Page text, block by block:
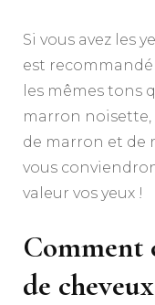
Si vous avez les
est
les mêmes tons
marron
de marron et de
vous
valeur vos yeux !
Comment
de